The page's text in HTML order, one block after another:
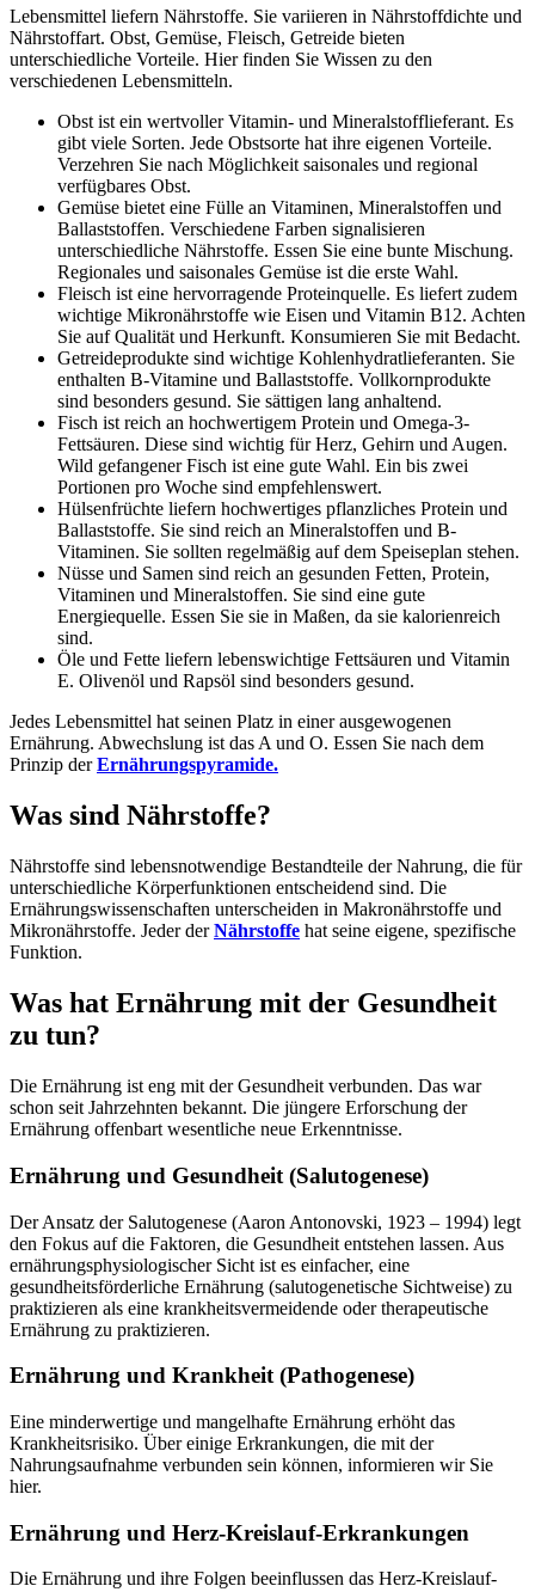
Lebensmittel liefern Nährstoffe. Sie variieren in Nährstoffdichte und
Nährstoffart. Obst, Gemüse, Fleisch, Getreide bieten
unterschiedliche Vorteile. Hier finden Sie Wissen zu den
verschiedenen Lebensmitteln.
Obst ist ein wertvoller Vitamin- und Mineralstofflieferant. Es
gibt viele Sorten. Jede Obstsorte hat ihre eigenen Vorteile.
Verzehren Sie nach Möglichkeit saisonales und regional
verfügbares Obst.
Gemüse bietet eine Fülle an Vitaminen, Mineralstoffen und
Ballaststoffen. Verschiedene Farben signalisieren
unterschiedliche Nährstoffe. Essen Sie eine bunte Mischung.
Regionales und saisonales Gemüse ist die erste Wahl.
Fleisch ist eine hervorragende Proteinquelle. Es liefert zudem
wichtige Mikronährstoffe wie Eisen und Vitamin B12. Achten
Sie auf Qualität und Herkunft. Konsumieren Sie mit Bedacht.
Getreideprodukte sind wichtige Kohlenhydratlieferanten. Sie
enthalten B-Vitamine und Ballaststoffe. Vollkornprodukte
sind besonders gesund. Sie sättigen lang anhaltend.
Fisch ist reich an hochwertigem Protein und Omega-3-
Fettsäuren. Diese sind wichtig für Herz, Gehirn und Augen.
Wild gefangener Fisch ist eine gute Wahl. Ein bis zwei
Portionen pro Woche sind empfehlenswert.
Hülsenfrüchte liefern hochwertiges pflanzliches Protein und
Ballaststoffe. Sie sind reich an Mineralstoffen und B-
Vitaminen. Sie sollten regelmäßig auf dem Speiseplan stehen.
Nüsse und Samen sind reich an gesunden Fetten, Protein,
Vitaminen und Mineralstoffen. Sie sind eine gute
Energiequelle. Essen Sie sie in Maßen, da sie kalorienreich
sind.
Öle und Fette liefern lebenswichtige Fettsäuren und Vitamin
E. Olivenöl und Rapsöl sind besonders gesund.
Jedes Lebensmittel hat seinen Platz in einer ausgewogenen
Ernährung. Abwechslung ist das A und O. Essen Sie nach dem
Prinzip derErnährungspyramide.
Was sind Nährstoffe?
Nährstoffe sind lebensnotwendige Bestandteile der Nahrung, die für
unterschiedliche Körperfunktionen entscheidend sind. Die
Ernährungswissenschaften unterscheiden in Makronährstoffe und
Mikronährstoffe. Jeder derNährstoffe hat seine eigene, spezifische
Funktion.
Was hat Ernährung mit der Gesundheit
zu tun?
Die Ernährung ist eng mit der Gesundheit verbunden. Das war
schon seit Jahrzehnten bekannt. Die jüngere Erforschung der
Ernährung offenbart wesentliche neue Erkenntnisse.
Ernährung und Gesundheit (Salutogenese)
Der Ansatz der Salutogenese (Aaron Antonovski, 1923 – 1994) legt
den Fokus auf die Faktoren, die Gesundheit entstehen lassen. Aus
ernährungsphysiologischer Sicht ist es einfacher, eine
gesundheitsförderliche Ernährung (salutogenetische Sichtweise) zu
praktizieren als eine krankheitsvermeidende oder therapeutische
Ernährung zu praktizieren.
Ernährung und Krankheit (Pathogenese)
Eine minderwertige und mangelhafte Ernährung erhöht das
Krankheitsrisiko. Über einige Erkrankungen, die mit der
Nahrungsaufnahme verbunden sein können, informieren wir Sie
hier.
Ernährung und Herz-Kreislauf-Erkrankungen
Die Ernährung und ihre Folgen beeinflussen das Herz-Kreislauf-